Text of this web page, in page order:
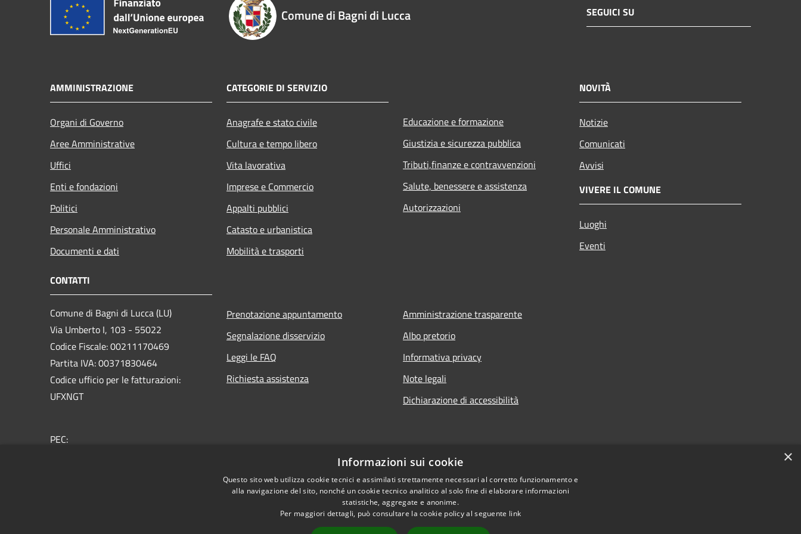
Comune di Bagni di Lucca SEGUICI SU
AMMINISTRAZIONE
Organi di Governo
Aree Amministrative
Uffici
Enti e fondazioni
Politici
Personale Amministrativo
Documenti e dati
CATEGORIE DI SERVIZIO
Anagrafe e stato civile
Cultura e tempo libero
Vita lavorativa
Imprese e Commercio
Appalti pubblici
Catasto e urbanistica
Mobilità e trasporti
Educazione e formazione
Giustizia e sicurezza pubblica
Tributi,finanze e contravvenzioni
Salute, benessere e assistenza
Autorizzazioni
NOVITÀ
Notizie
Comunicati
Avvisi
VIVERE IL COMUNE
Luoghi
Eventi
CONTATTI
Comune di Bagni di Lucca (LU)
Via Umberto I, 103 - 55022
Codice Fiscale: 00211170469
Partita IVA: 00371830464
Codice ufficio per le fatturazioni:
UFXNGT
PEC:
Prenotazione appuntamento
Segnalazione disservizio
Leggi le FAQ
Richiesta assistenza
Amministrazione trasparente
Albo pretorio
Informativa privacy
Note legali
Dichiarazione di accessibilità
×
Informazioni sui cookie
Questo sito web utilizza cookie tecnici e assimilati strettamente necessari al corretto funzionamento e
alla navigazione del sito, nonché un cookie tecnico analitico al solo fine di elaborare informazioni
statistiche, aggregate e anonime.
Per maggiori dettagli, può consultare la cookie policy al seguente link